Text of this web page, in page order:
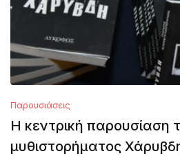
Παρουσιάσεις
Η κεντρική παρουσίαση
μυθιστορήματος